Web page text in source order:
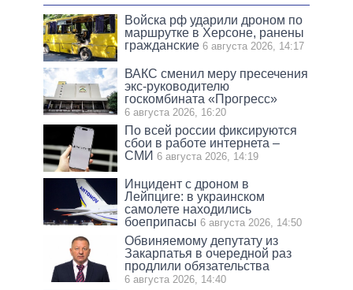
Войска рф ударили дроном по
маршрутке в Херсоне, ранены
гражданские 6 августа 2026, 14:17
ВАКС сменил меру пресечения
экс-руководителю
госкомбината «Прогресс»
6 августа 2026, 16:20
По всей россии фиксируются
сбои в работе интернета –
СМИ 6 августа 2026, 14:19
Инцидент с дроном в
Лейпциге: в украинском
самолете находились
боеприпасы 6 августа 2026, 14:50
Обвиняемому депутату из
Закарпатья в очередной раз
продлили обязательства
6 августа 2026, 14:40